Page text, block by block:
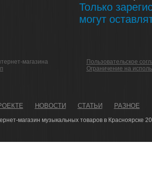
Только
могут
магазина
Пользовательское
Ограничение на
НОВОСТИ СТАТЬИ РАЗНОЕ
магазин музыкальных товаров в Красноярске